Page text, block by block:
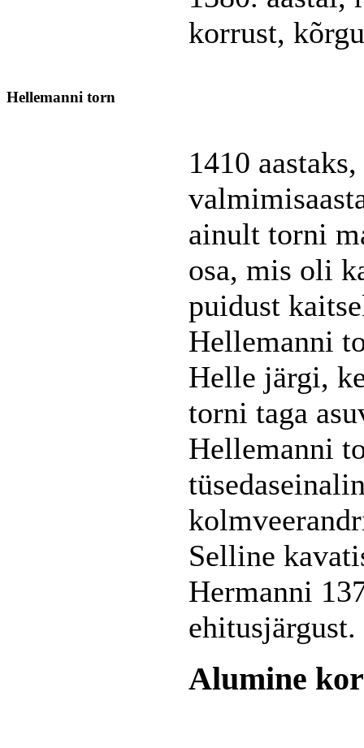
korrust,
Hellemanni torn
1410
ainult torni
osa, mis oli
puidust
Hellemanni
Helle järgi,
torni taga
Hellemanni
Selline
Hermanni
ehitusjärgust.
Alumine